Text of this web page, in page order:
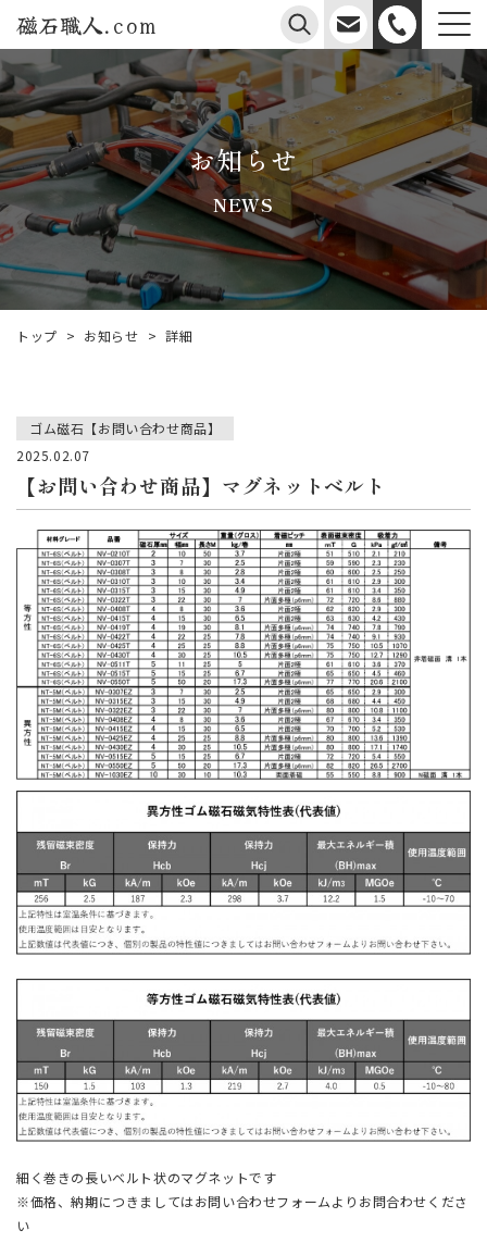
磁石職人.com
お知らせ
NEWS
トップ > お知らせ > 詳細
ゴム磁石【お問い合わせ商品】
2025.02.07
【お問い合わせ商品】マグネットベルト
細く巻きの長いベルト状のマグネットです
※価格、納期につきましてはお問い合わせフォームよりお問合わせくださ
い